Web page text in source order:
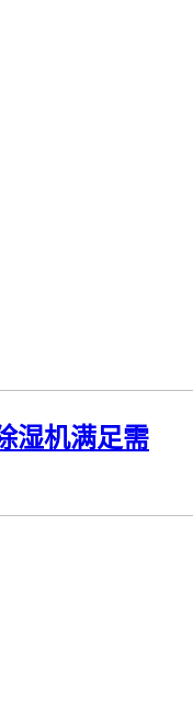
湿机满足需